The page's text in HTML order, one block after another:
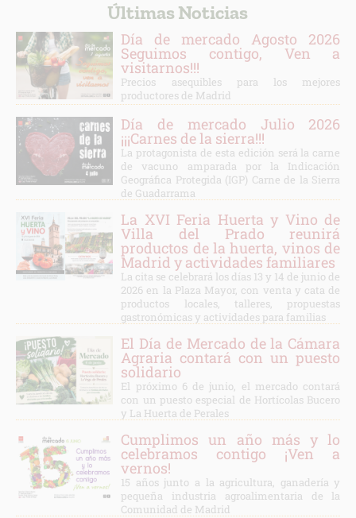
Últimas Noticias
Día de mercado Agosto 2026
Seguimos contigo, Ven a
visitarnos!!!
Precios asequibles para los mejores
productores de Madrid
Día de mercado Julio 2026
¡¡¡Carnes de la sierra!!!
La protagonista de esta edición será la carne
de vacuno amparada por la Indicación
Geográfica Protegida (IGP) Carne de la Sierra
de Guadarrama
La XVI Feria Huerta y Vino de
Villa del Prado reunirá
productos de la huerta, vinos de
Madrid y actividades familiares
La cita se celebrará los días 13 y 14 de junio de
2026 en la Plaza Mayor, con venta y cata de
productos locales, talleres, propuestas
gastronómicas y actividades para familias
El Día de Mercado de la Cámara
Agraria contará con un puesto
solidario
El próximo 6 de junio, el mercado contará
con un puesto especial de Hortícolas Bucero
y La Huerta de Perales
Cumplimos un año más y lo
celebramos contigo ¡Ven a
vernos!
15 años junto a la agricultura, ganadería y
pequeña industria agroalimentaria de la
Comunidad de Madrid